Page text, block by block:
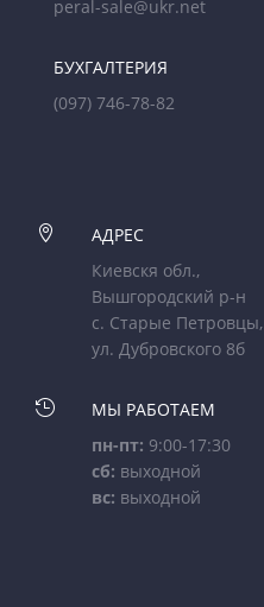
peral-sale@ukr.net
БУХГАЛТЕРИЯ
(097) 746-78-82

АДРЕС
Киевскя обл.,
Вышгородский р-н
с. Старые Петровцы,
ул. Дубровского 8б

МЫ РАБОТАЕМ
пн-пт: 9:00-17:30
сб: выходной
вс: выходной